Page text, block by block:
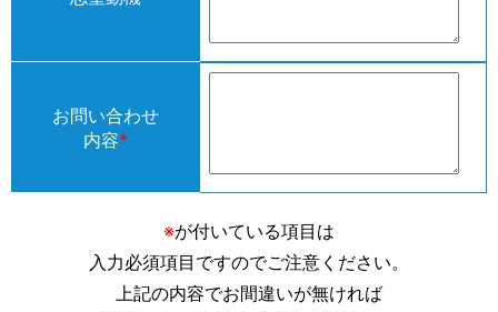
お問い合わせ
内容*
※が付いている項目は
入力必須項目ですのでご注意ください。
上記の内容でお間違いが無ければ